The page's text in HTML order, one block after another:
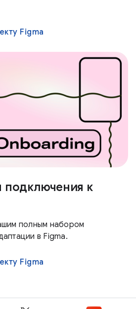
Figma
подключения к
полным набором
в Figma.
Figma